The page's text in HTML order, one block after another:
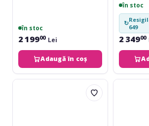
în stoc
2 19900 Lei
Adaugă în coș
în stoc
↻649
2 34900
KRK
Presonus